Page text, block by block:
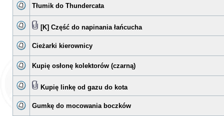
Tłumik do Thundercata
[K] Część do napinania łańcucha
Cieżarki kierownicy
Kupię osłonę kolektorów (czarną)
Kupię linkę od gazu do kota
Gumkę do mocowania boczków